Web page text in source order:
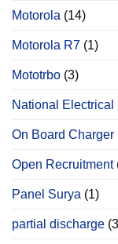
Motorola (14)
Motorola R7 (1)
Mototrbo (3)
National Electrical
On Board Charger
Open Recruitment
Panel Surya (1)
partial discharge